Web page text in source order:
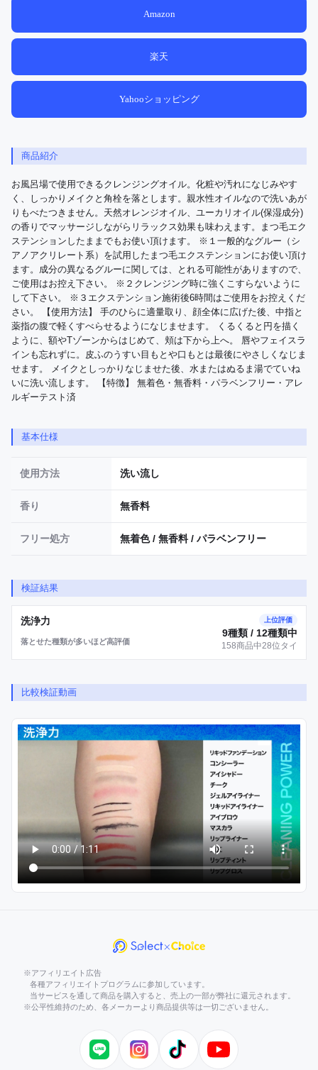
Amazon
楽天
Yahooショッピング
商品紹介
お風呂場で使用できるクレンジングオイル。化粧や汚れになじみやす
く、しっかりメイクと角栓を落とします。親水性オイルなので洗いあが
りもべたつきません。天然オレンジオイル、ユーカリオイル(保湿成分)
の香りでマッサージしながらリラックス効果も味わえます。まつ毛エク
ステンションしたままでもお使い頂けます。 ※１一般的なグルー（シ
アノアクリレート系）を試用したまつ毛エクステンションにお使い頂け
ます。成分の異なるグルーに関しては、とれる可能性がありますので、
ご使用はお控え下さい。 ※２クレンジング時に強くこすらないように
して下さい。 ※３エクステンション施術後6時間はご使用をお控えくだ
さい。 【使用方法】 手のひらに適量取り、顔全体に広げた後、中指と
薬指の腹で軽くすべらせるようになじませます。 くるくると円を描く
ように、額やTゾーンからはじめて、頬は下から上へ。 唇やフェイスラ
インも忘れずに。皮ふのうすい目もとや口もとは最後にやさしくなじま
せます。 メイクとしっかりなじませた後、水またはぬるま湯でていね
いに洗い流します。 【特徴】 無着色・無香料・パラベンフリー・アレ
ルギーテスト済
基本仕様
使用方法 洗い流し
香り 無香料
フリー処方 無着色 / 無香料 / パラベンフリー
検証結果
洗浄力
落とせた種類が多いほど高評価
上位評価
9種類 / 12種類中
158商品中28位タイ
比較検証動画
※アフィリエイト広告
各種アフィリエイトプログラムに参加しています。
当サービスを通して商品を購入すると、売上の一部が弊社に還元されます。
※公平性維持のため、各メーカーより商品提供等は一切ございません。
LINE InstagramTikTok YouTube